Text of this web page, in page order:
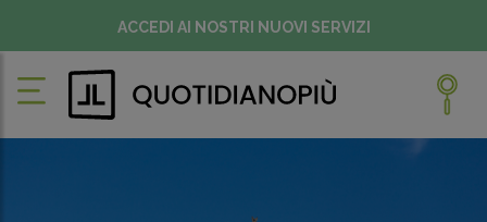
ACCEDI AI NOSTRI NUOVI SERVIZI